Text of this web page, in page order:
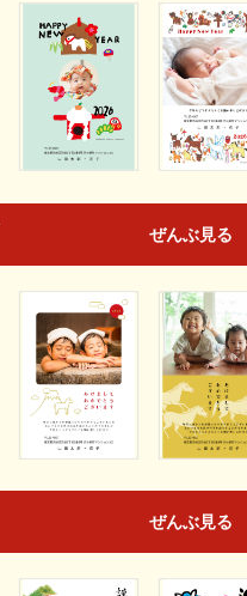
ぜんぶ見る
ぜんぶ見る